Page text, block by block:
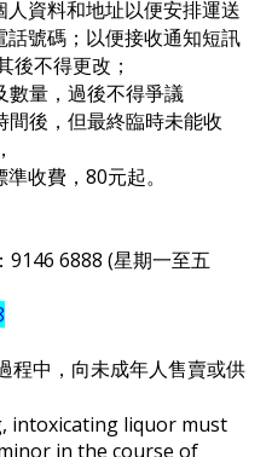
資料和地址以便安排運送
號碼；以便接收通知短訊
後不得更改；
數量，過後不得爭議
後，但最終臨時未能收
收費，80元起。
6888 (星期一至五
程中，向未成年人售賣或供
intoxicating liquor must
in the course of